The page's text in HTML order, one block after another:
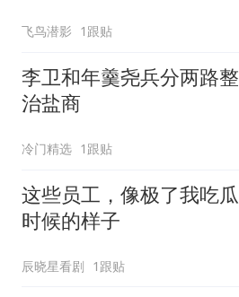
飞鸟潜影 1跟贴
李卫和年羹尧兵分两路整
治盐商
冷门精选 1跟贴
这些员工，像极了我吃瓜
时候的样子
辰晓星看剧 1跟贴